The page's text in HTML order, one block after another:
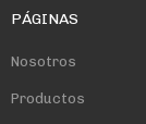
PÁGINAS
Nosotros
Productos